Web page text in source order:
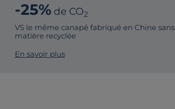
-25%de CO2
VS le même canapé fabriqué en Chine sans
matière recyclée
En savoir plus